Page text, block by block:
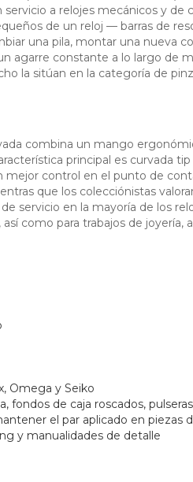
a relojes mecánicos y
de un reloj — barras de
una pila, montar una
agarre constante a lo largo de
la sitúan en la categoría de
combina un mango
principal es curvada
control en el punto de
que los colecciónistas
de servicio en la mayoría de los
como para trabajos de
Omega y Seiko
fondos de caja roscados,
el par aplicado en piezas
y manualidades de detalle